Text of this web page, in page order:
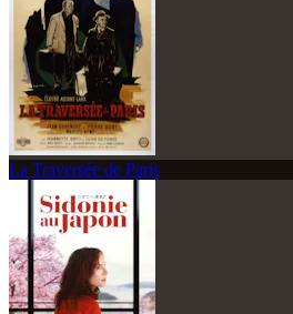
La Traversée de Paris